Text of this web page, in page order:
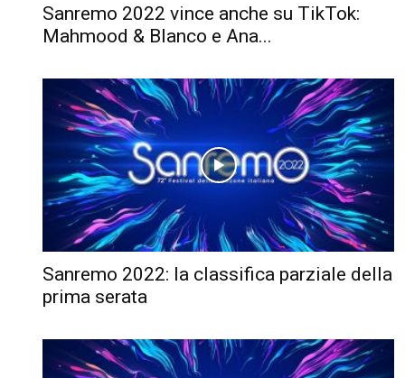
Sanremo 2022 vince anche su TikTok:
Mahmood & Blanco e Ana...
Sanremo 2022: la classifica parziale della
prima serata